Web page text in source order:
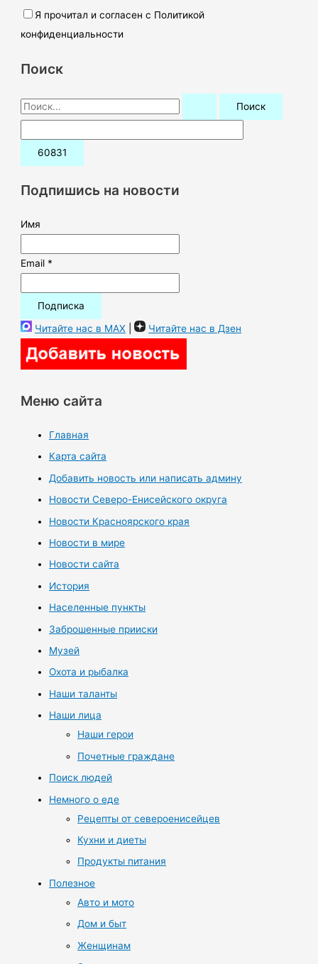
Я прочитал и согласен с Политикой
конфиденциальности
Поиск
П
о
и
:Подпишись на новости
Имя
Email *
Читайте нас в MAX | Читайте нас в Дзен
Меню сайта
Главная
Карта сайта
Добавить новость или написать админу
Новости Северо-Енисейского округа
Новости Красноярского края
Новости в мире
Новости сайта
История
Населенные пункты
Заброшенные прииски
Музей
Охота и рыбалка
Наши таланты
Наши лица
Наши герои
Почетные граждане
Поиск людей
Немного о еде
Рецепты от североенисейцев
Кухни и диеты
Продукты питания
Полезное
Авто и мото
Дом и быт
Женщинам